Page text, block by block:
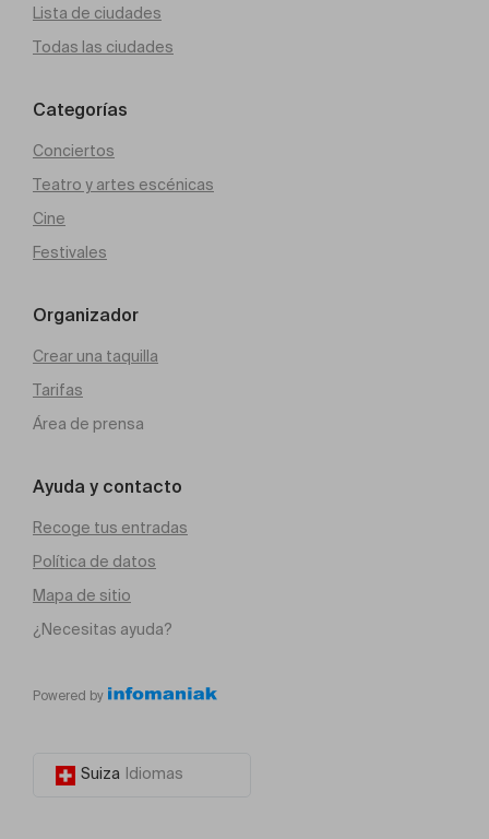
Lista de ciudades
Todas las ciudades
Categorías
Conciertos
Teatro y artes escénicas
Cine
Festivales
Organizador
Crear una taquilla
Tarifas
Área de prensa
Ayuda y contacto
Recoge tus entradas
Política de datos
Mapa de sitio
¿Necesitas ayuda?
Powered by
Suiza Idiomas